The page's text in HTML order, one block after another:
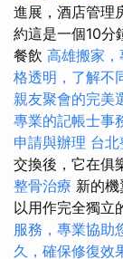
進展，酒店管理
約這是一個10分
餐飲 高雄搬家
格透明，了解不
親友聚會的完美
專業的記帳士事
申請與辦理 台
交換後，它在俱
整骨治療 新的
以用作完全獨立
服務，專業協助
久，確保修復效